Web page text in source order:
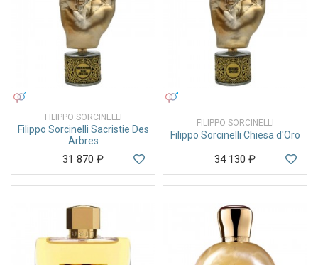
FILIPPO SORCINELLI
Filippo Sorcinelli Sacristie Des
Arbres
31 870 ₽
FILIPPO SORCINELLI
Filippo Sorcinelli Chiesa d'Oro
34 130 ₽